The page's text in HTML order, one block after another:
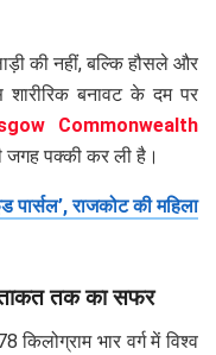
की नहीं, बल्कि हौसले और
बनावट के दम पर
Commonwealth
जगह पक्की कर ली है।
पार्सल’, राजकोट की महिला
ताकत तक का सफर
भार वर्ग में विश्व